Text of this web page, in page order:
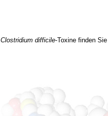
Clostridium difficile-Toxine finden Sie